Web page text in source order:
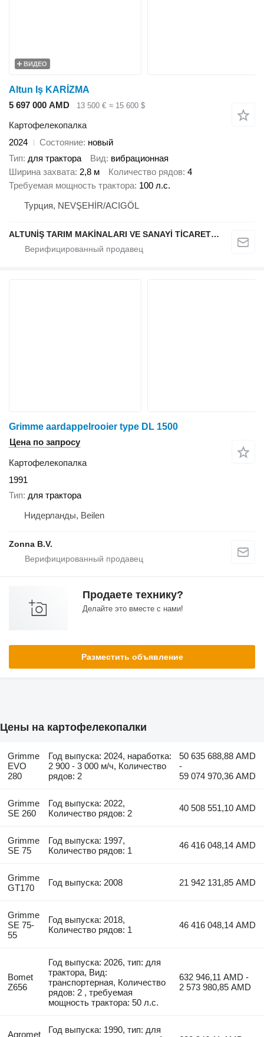
ВИДЕО
Altun Iş KARİZMA
5 697 000 AMD
13 500 € ≈ 15 600 $
Картофелекопалка
2024
Состояние новый
Тип для трактора Вид вибрационная
Ширина захвата 2,8 м Количество рядов 4
Требуемая мощность трактора 100 л.с.
Турция, NEVŞEHİR/ACIGÖL
ALTUNİŞ TARIM MAKİNALARI VE SANAYİ TİCARET LİMİTED ŞİRKETİ
Grimme aardappelrooier type DL 1500
Цена по запросу
Картофелекопалка
1991
Тип для трактора
Нидерланды, Beilen
Zonna B.V.
Продаете технику?
Делайте это вместе с нами!
Разместить объявление
Цены на картофелекопалки
Grimme
EVO
280
Год выпуска: 2024, наработка:
2 900 - 3 000 м/ч, Количество
рядов: 2
50 635 688,88 AMD
-
59 074 970,36 AMD
Grimme
SE 260
Год выпуска: 2022,
Количество рядов: 2
40 508 551,10 AMD
Grimme
SE 75
Год выпуска: 1997,
Количество рядов: 1
46 416 048,14 AMD
Grimme
GT170
Год выпуска: 2008 21 942 131,85 AMD
Grimme
SE 75-
55
Год выпуска: 2018,
Количество рядов: 1
46 416 048,14 AMD
Bomet
Z656
Год выпуска: 2026, тип: для
трактора, Вид:
транспортерная, Количество
рядов: 2 , требуемая
мощность трактора: 50 л.с.
632 946,11 AMD -
2 573 980,85 AMD
Agromet
Год выпуска: 1990, тип: для